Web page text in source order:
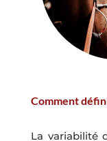
Comment
La variabilité